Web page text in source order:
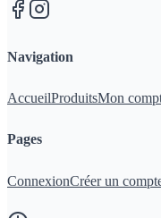
Navigation
AccueilProduitsMon
Pages
ConnexionCréer un